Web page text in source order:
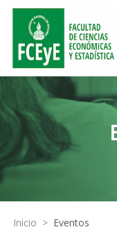
Inicio > Eventos